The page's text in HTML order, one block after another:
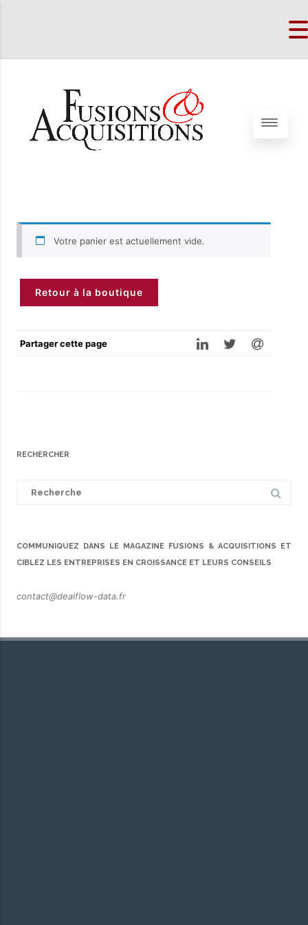
Votre panier est actuellement vide.
Retour à la boutique
Partager cette page
RECHERCHER
COMMUNIQUEZ DANS LE MAGAZINE FUSIONS & ACQUISITIONS ET
CIBLEZ LES ENTREPRISES EN CROISSANCE ET LEURS CONSEILS
contact@dealflow-data.fr